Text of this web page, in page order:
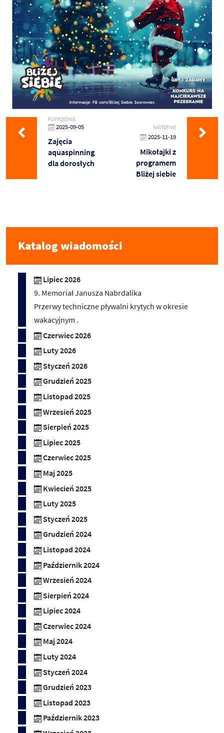
POPRZEDNIE
2025-09-05
Zajęcia
aquaspinning
dla dorosłych
NASTĘPNIE
2025-11-19
Mikołajki z
programem
Bliżej siebie
Katalog wiadomości
Lipiec 2026
9. Memoriał Janusza Nabrdalika
Przerwy techniczne pływalni krytych w okresie
wakacyjnym .
Czerwiec 2026
Luty 2026
Styczeń 2026
Grudzień 2025
Listopad 2025
Wrzesień 2025
Sierpień 2025
Lipiec 2025
Czerwiec 2025
Maj 2025
Kwiecień 2025
Luty 2025
Styczeń 2025
Grudzień 2024
Listopad 2024
Październik 2024
Wrzesień 2024
Sierpień 2024
Lipiec 2024
Czerwiec 2024
Maj 2024
Luty 2024
Styczeń 2024
Grudzień 2023
Listopad 2023
Październik 2023